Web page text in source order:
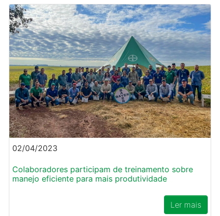
02/04/2023
Colaboradores participam de treinamento sobre
manejo eficiente para mais produtividade
Ler mais